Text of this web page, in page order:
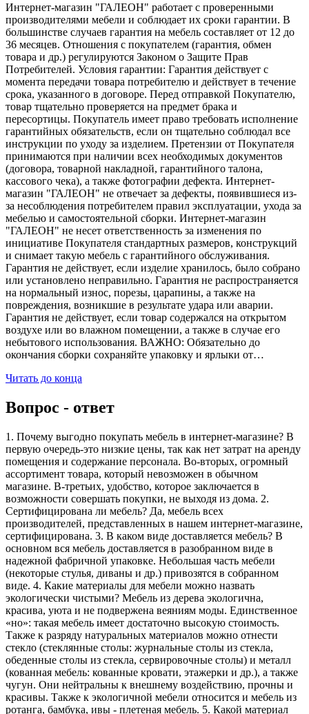
Интернет-магазин "ГАЛЕОН" работает с проверенными
производителями мебели и соблюдает их сроки гарантии. В
большинстве случаев гарантия на мебель составляет от 12 до
36 месяцев. Отношения с покупателем (гарантия, обмен
товара и др.) регулируются Законом о Защите Прав
Потребителей. Условия гарантии: Гарантия действует с
момента передачи товара потребителю и действует в течение
срока, указанного в договоре. Перед отправкой Покупателю,
товар тщательно проверяется на предмет брака и
пересортицы. Покупатель имеет право требовать исполнение
гарантийных обязательств, если он тщательно соблюдал все
инструкции по уходу за изделием. Претензии от Покупателя
принимаются при наличии всех необходимых документов
(договора, товарной накладной, гарантийного талона,
кассового чека), а также фотографии дефекта. Интернет-
магазин "ГАЛЕОН" не отвечает за дефекты, появившиеся из-
за несоблюдения потребителем правил эксплуатации, ухода за
мебелью и самостоятельной сборки. Интернет-магазин
"ГАЛЕОН" не несет ответственность за изменения по
инициативе Покупателя стандартных размеров, конструкций
и снимает такую мебель с гарантийного обслуживания.
Гарантия не действует, если изделие хранилось, было собрано
или установлено неправильно. Гарантия не распространяется
на нормальный износ, порезы, царапины, а также на
повреждения, возникшие в результате удара или аварии.
Гарантия не действует, если товар содержался на открытом
воздухе или во влажном помещении, а также в случае его
небытового использования. ВАЖНО: Обязательно до
окончания сборки сохраняйте упаковку и ярлыки от…
Читать до конца
Вопрос - ответ
1. Почему выгодно покупать мебель в интернет-магазине? В
первую очередь-это низкие цены, так как нет затрат на аренду
помещения и содержание персонала. Во-вторых, огромный
ассортимент товара, который невозможен в обычном
магазине. В-третьих, удобство, которое заключается в
возможности совершать покупки, не выходя из дома. 2.
Сертифицирована ли мебель? Да, мебель всех
производителей, представленных в нашем интернет-магазине,
сертифицирована. 3. В каком виде доставляется мебель? В
основном вся мебель доставляется в разобранном виде в
надежной фабричной упаковке. Небольшая часть мебели
(некоторые стулья, диваны и др.) привозятся в собранном
виде. 4. Какие материалы для мебели можно назвать
экологически чистыми? Мебель из дерева экологична,
красива, уюта и не подвержена веяниям моды. Единственное
«но»: такая мебель имеет достаточно высокую стоимость.
Также к разряду натуральных материалов можно отнести
стекло (стеклянные столы: журнальные столы из стекла,
обеденные столы из стекла, сервировочные столы) и металл
(кованная мебель: кованные кровати, этажерки и др.), а также
чугун. Они нейтральны к внешнему воздействию, прочны и
красивы. Также к экологичной мебели относится и мебель из
ротанга, бамбука, ивы - плетеная мебель. 5. Какой материал